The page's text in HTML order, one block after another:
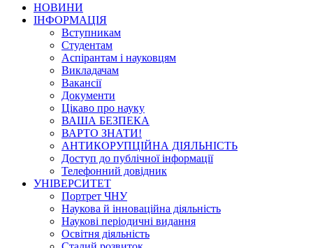
НОВИНИ
ІНФОРМАЦІЯ
Вступникам
Студентам
Аспірантам і науковцям
Викладачам
Вакансії
Документи
Цікаво про науку
ВАША БЕЗПЕКА
ВАРТО ЗНАТИ!
АНТИКОРУПЦІЙНА ДІЯЛЬНІСТЬ
Доступ до публічної інформації
Телефонний довідник
УНІВЕРСИТЕТ
Портрет ЧНУ
Наукова й інноваційна діяльність
Наукові періодичні видання
Освітня діяльність